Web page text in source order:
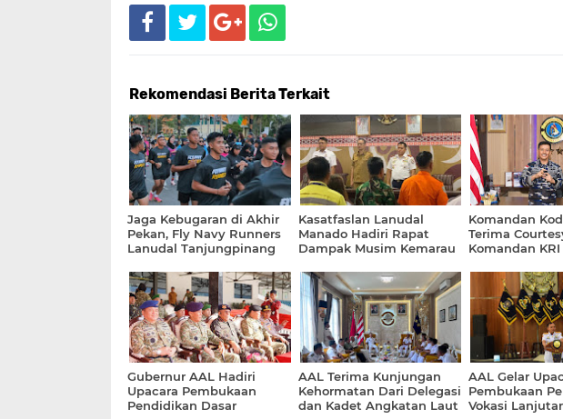
Rekomendasi Berita Terkait
Jaga Kebugaran di Akhir
Pekan, Fly Navy Runners
Lanudal Tanjungpinang
bersama Klub Lari Se-Kota
Tanjungpinang
Kasatfaslan Lanudal
Manado Hadiri Rapat
Dampak Musim Kemarau
BMKG
Komandan
Terima
Komandan
Gubernur AAL Hadiri
Upacara Pembukaan
Pendidikan Dasar
AAL Terima Kunjungan
Kehormatan Dari Delegasi
dan Kadet Angkatan Laut
AAL Gelar
Pembukaan
Vokasi